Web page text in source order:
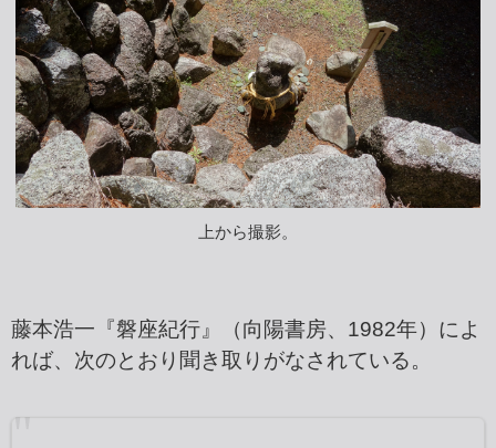
上から撮影。
藤本浩一『磐座紀行』（向陽書房、1982年）によ
れば、次のとおり聞き取りがなされている。